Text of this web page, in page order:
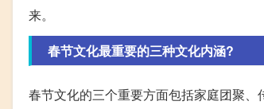
来。
春节文化最重要的三种文化内涵?
春节文化的三个重要方面包括家庭团聚